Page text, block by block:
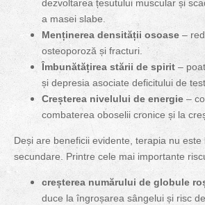
dezvoltarea țesutului muscular și
a masei slabe.
Menținerea densității osoase –
osteoporoză și fracturi.
Îmbunătățirea stării de spirit–
și depresia asociate deficitului de
Creșterea nivelului de energie –
combaterea oboselii cronice și la
Deși are beneficii evidente, terapia nu este
secundare. Printre cele mai importante
creșterea numărului de globule
duce la îngroșarea sângelui și risc